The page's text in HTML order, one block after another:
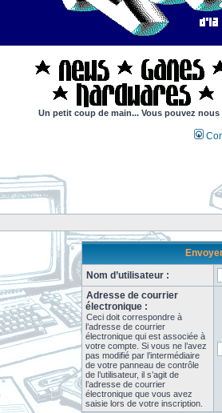
Un petit coup de main... Vous pouvez
Nom d’utilisateur :
Adresse de courrier
électronique :
Ceci doit correspondre à
l’adresse de courrier
électronique qui est associée à
votre compte. Si vous ne l’avez
pas modifié par l’intermédiaire
de votre panneau de contrôle
de l’utilisateur, il s’agit de
l’adresse de courrier
électronique que vous avez
saisie lors de votre inscription.